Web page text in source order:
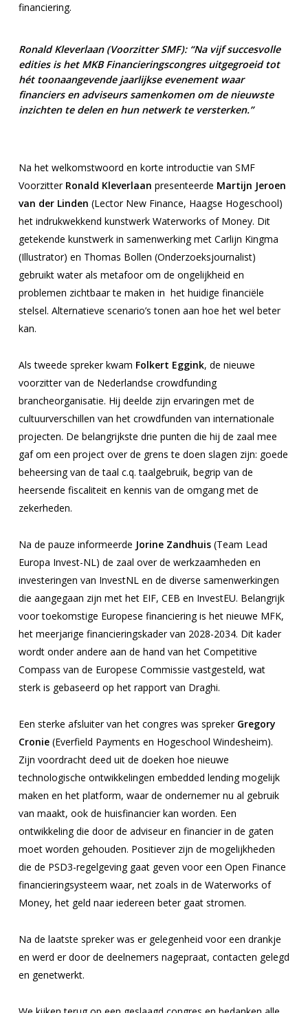
financiering.
Ronald Kleverlaan (Voorzitter SMF): “Na vijf succesvolle
edities is het MKB Financieringscongres uitgegroeid tot
hét toonaangevende jaarlijkse evenement waar
financiers en adviseurs samenkomen om de nieuwste
inzichten te delen en hun netwerk te versterken.”
Na het welkomstwoord en korte introductie van SMF
Voorzitter Ronald Kleverlaan presenteerde Martijn Jeroen
van der Linden (Lector New Finance, Haagse Hogeschool)
het indrukwekkend kunstwerk Waterworks of Money. Dit
getekende kunstwerk in samenwerking met Carlijn Kingma
(Illustrator) en Thomas Bollen (Onderzoeksjournalist)
gebruikt water als metafoor om de ongelijkheid en
problemen zichtbaar te maken in het huidige financiële
stelsel. Alternatieve scenario’s tonen aan hoe het wel beter
kan.
Als tweede spreker kwam Folkert Eggink, de nieuwe
voorzitter van de Nederlandse crowdfunding
brancheorganisatie. Hij deelde zijn ervaringen met de
cultuurverschillen van het crowdfunden van internationale
projecten. De belangrijkste drie punten die hij de zaal mee
gaf om een project over de grens te doen slagen zijn: goede
beheersing van de taal c.q. taalgebruik, begrip van de
heersende fiscaliteit en kennis van de omgang met de
zekerheden.
Na de pauze informeerde Jorine Zandhuis(Team Lead
Europa Invest-NL) de zaal over de werkzaamheden en
investeringen van InvestNL en de diverse samenwerkingen
die aangegaan zijn met het EIF, CEB en InvestEU. Belangrijk
voor toekomstige Europese financiering is het nieuwe MFK,
het meerjarige financieringskader van 2028-2034. Dit kader
wordt onder andere aan de hand van het Competitive
Compass van de Europese Commissie vastgesteld, wat
sterk is gebaseerd op het rapport van Draghi.
Een sterke afsluiter van het congres was spreker Gregory
Cronie(Everfield Payments en Hogeschool Windesheim).
Zijn voordracht deed uit de doeken hoe nieuwe
technologische ontwikkelingen embedded lending mogelijk
maken en het platform, waar de ondernemer nu al gebruik
van maakt, ook de huisfinancier kan worden. Een
ontwikkeling die door de adviseur en financier in de gaten
moet worden gehouden. Positiever zijn de mogelijkheden
die de PSD3-regelgeving gaat geven voor een Open Finance
financieringsysteem waar, net zoals in de Waterworks of
Money, het geld naar iedereen beter gaat stromen.
Na de laatste spreker was er gelegenheid voor een drankje
en werd er door de deelnemers nagepraat, contacten gelegd
en genetwerkt.